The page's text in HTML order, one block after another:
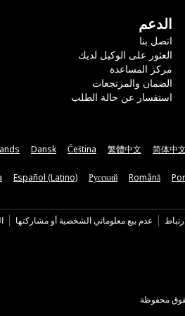
الدعم
اتصل بنا
العثور على الوكيل لديك
مركز المساعدة
الضمان والمرتجعات
استفسار عن حالة الطلب
简体中文
繁體中文
Čeština
Dansk
Română
Русский
Español (Latino)
عدم بيع معلوماتي الشخصية أو مشاركتها